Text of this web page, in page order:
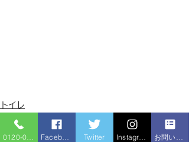
トイレ
台所
洗面所
Twitter